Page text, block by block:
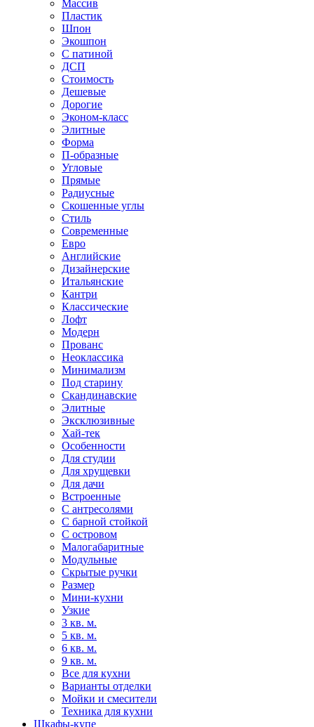
Массив
Пластик
Шпон
Экошпон
С патиной
ДСП
Стоимость
Дешевые
Дорогие
Эконом-класс
Элитные
Форма
П-образные
Угловые
Прямые
Радиусные
Скошенные углы
Стиль
Современные
Евро
Английские
Дизайнерские
Итальянские
Кантри
Классические
Лофт
Модерн
Прованс
Неоклассика
Минимализм
Под старину
Скандинавские
Элитные
Эксклюзивные
Хай-тек
Особенности
Для студии
Для хрущевки
Для дачи
Встроенные
С антресолями
С барной стойкой
С островом
Малогабаритные
Модульные
Скрытые ручки
Размер
Мини-кухни
Узкие
3 кв. м.
5 кв. м.
6 кв. м.
9 кв. м.
Все для кухни
Варианты отделки
Мойки и смесители
Техника для кухни
Шкафы-купе